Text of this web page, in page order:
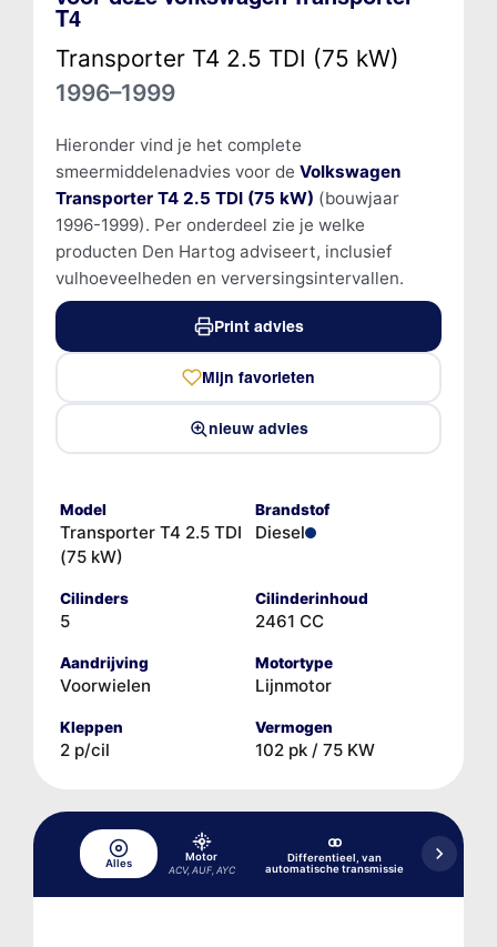
T4
Transporter T4 2.5 TDI (75 kW)
1996–1999
Hieronder vind je het complete
smeermiddelenadvies voor de Volkswagen
Transporter T4 2.5 TDI (75 kW) (bouwjaar
1996-1999). Per onderdeel zie je welke
producten Den Hartog adviseert, inclusief
vulhoeveelheden en verversingsintervallen.
Print advies
Mijn favorieten
nieuw advies
Model
Transporter T4 2.5 TDI
(75 kW)
Brandstof
Diesel
Cilinders
5
Cilinderinhoud
2461 CC
Aandrijving
Voorwielen
Motortype
Lijnmotor
Kleppen
2 p/cil
Vermogen
102 pk / 75 KW
Alles
Motor
ACV, AUF, AYC
Differentieel, van
automatische transmissie